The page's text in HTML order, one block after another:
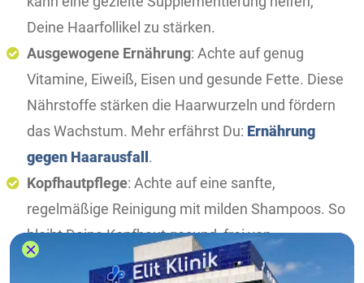
Deine Haarfollikel zu stärken.
Ausgewogene Ernährung: Achte auf genug
Vitamine, Eiweiß, Eisen und gesunde Fette. Diese
Nährstoffe stärken die Haarwurzeln und fördern
das Wachstum. Mehr erfährst Du: Ernährung
gegen Haarausfall .
Kopfhautpflege: Achte auf eine sanfte,
regelmäßige Reinigung mit milden Shampoos. So
bleibt Deine Kopfhaut gesund, frei von
Rückständen und bietet optimale Bedingungen für